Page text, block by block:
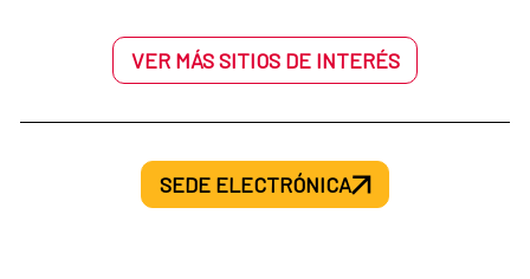
VER MÁS SITIOS DE INTERÉS
SEDE ELECTRÓNICA